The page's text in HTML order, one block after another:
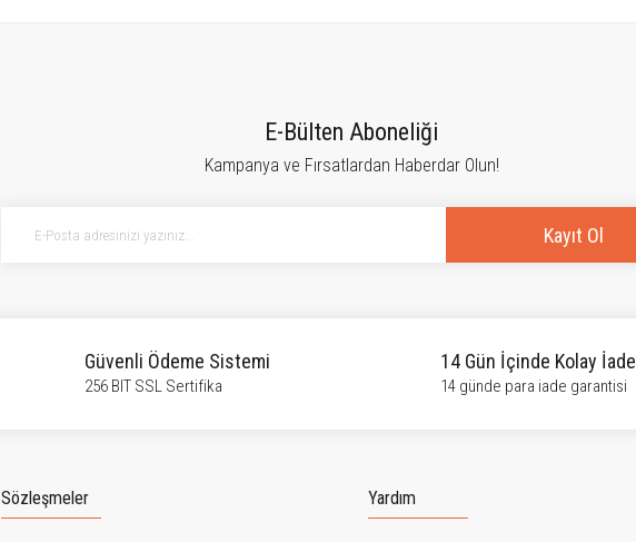
Bu ürüne ilk yorumu siz yapın!
E-Bülten Aboneliği
Kampanya ve Fırsatlardan Haberdar Olun!
Kayıt Ol
Güvenli Ödeme Sistemi
256 BIT SSL Sertifika
14 Gün İçinde Kolay İade
14 günde para iade garantisi
Sözleşmeler Yardım